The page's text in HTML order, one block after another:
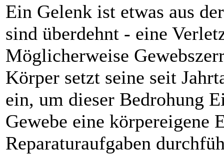
Ein Gelenk ist etwas aus
sind überdehnt - eine
Möglicherweise
Körper setzt seine seit
ein, um dieser Bedrohung
Gewebe eine körpereigene
Reparaturaufgaben